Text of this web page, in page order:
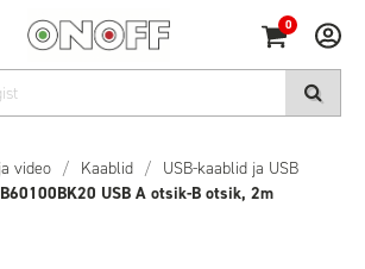
0
video / Kaablid / USB-kaablid ja USB
USB A otsik-B otsik, 2m